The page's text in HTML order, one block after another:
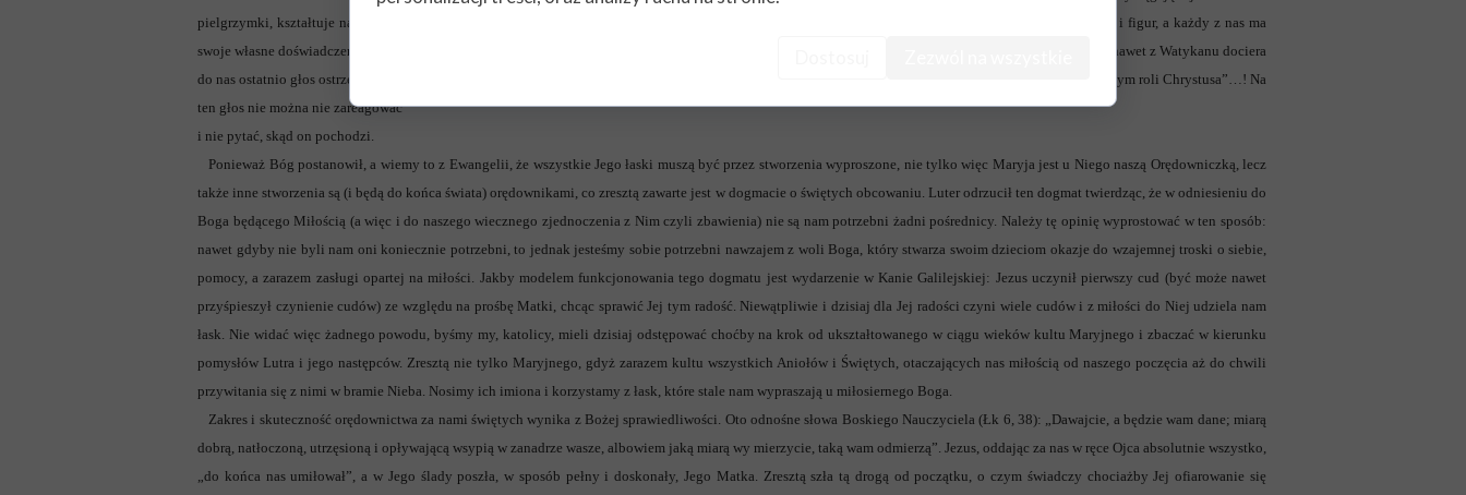
pielgrzymki, kształtuje naszą duchowość Różaniec. Jest naszą Królową, Matką, Wspomożycielką, Wychowawczynią, spogląda na nas ze swoich obrazów i figur, a każdy z nas ma
swoje własne doświadczenia, modlitwy, ulubione sposoby na wyrażanie swojej do Niej miłości i na zapraszanie Jej do własnego życia. Boli nas więc to, że nawet z Watykanu dociera
do nas ostatnio głos ostrzegający nas przed (ujmę to własnymi słowami) wyolbrzymianiem Jej roli w naszym życiu jakoby „kosztem pomniejszania tym samym roli Chrystusa”…! Na
ten głos nie można nie zareagować
i nie pytać, skąd on pochodzi.
Ponieważ Bóg postanowił, a wiemy to z Ewangelii, że wszystkie Jego łaski muszą być przez stworzenia wyproszone, nie tylko więc Maryja jest u Niego naszą Orędowniczką, lecz
także inne stworzenia są (i będą do końca świata) orędownikami, co zresztą zawarte jest w dogmacie o świętych obcowaniu. Luter odrzucił ten dogmat twierdząc, że w odniesieniu do
Boga będącego Miłością (a więc i do naszego wiecznego zjednoczenia z Nim czyli zbawienia) nie są nam potrzebni żadni pośrednicy. Należy tę opinię wyprostować w ten sposób:
nawet gdyby nie byli nam oni koniecznie potrzebni, to jednak jesteśmy sobie potrzebni nawzajem z woli Boga, który stwarza swoim dzieciom okazje do wzajemnej troski o siebie,
pomocy, a zarazem zasługi opartej na miłości. Jakby modelem funkcjonowania tego dogmatu jest wydarzenie w Kanie Galilejskiej: Jezus uczynił pierwszy cud (być może nawet
przyśpieszył czynienie cudów) ze względu na prośbę Matki, chcąc sprawić Jej tym radość. Niewątpliwie i dzisiaj dla Jej radości czyni wiele cudów i z miłości do Niej udziela nam
łask. Nie widać więc żadnego powodu, byśmy my, katolicy, mieli dzisiaj odstępować choćby na krok od ukształtowanego w ciągu wieków kultu Maryjnego i zbaczać w kierunku
pomysłów Lutra i jego następców. Zresztą nie tylko Maryjnego, gdyż zarazem kultu wszystkich Aniołów i Świętych, otaczających nas miłością od naszego poczęcia aż do chwili
przywitania się z nimi w bramie Nieba. Nosimy ich imiona i korzystamy z łask, które stale nam wypraszają u miłosiernego Boga.
Zakres i skuteczność orędownictwa za nami świętych wynika z Bożej sprawiedliwości. Oto odnośne słowa Boskiego Nauczyciela (Łk 6, 38): „Dawajcie, a będzie wam dane; miarą
dobrą, natłoczoną, utrzęsioną i opływającą wsypią w zanadrze wasze, albowiem jaką miarą wy mierzycie, taką wam odmierzą”. Jezus, oddając za nas w ręce Ojca absolutnie wszystko,
„do końca nas umiłował”, a w Jego ślady poszła, w sposób pełny i doskonały, Jego Matka. Zresztą szła tą drogą od początku, o czym świadczy chociażby Jej ofiarowanie się